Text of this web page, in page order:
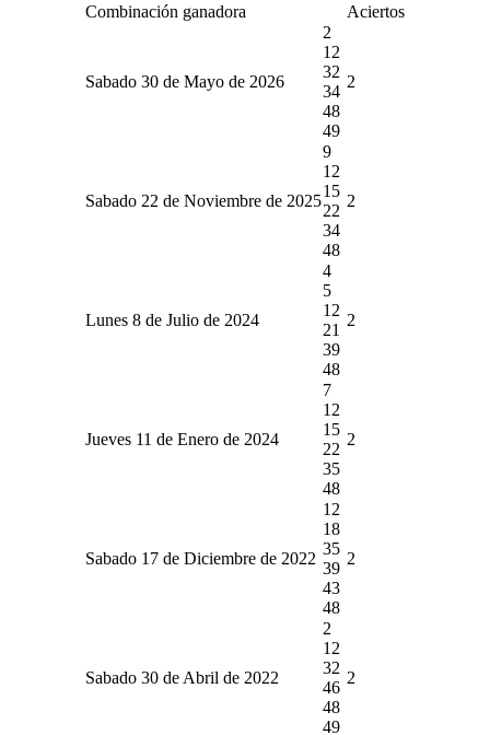
Combinación ganadora Aciertos
Sabado 30 de Mayo de 2026
2
12
32
34
48
49
2
Sabado 22 de Noviembre de 2025
9
12
15
22
34
48
2
Lunes 8 de Julio de 2024
4
5
12
21
39
48
2
Jueves 11 de Enero de 2024
7
12
15
22
35
48
2
Sabado 17 de Diciembre de 2022
12
18
35
39
43
48
2
Sabado 30 de Abril de 2022
2
12
32
46
48
49
2